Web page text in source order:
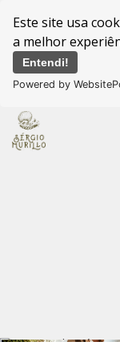
Este site usa
a melhor
Entendi!
Powered by